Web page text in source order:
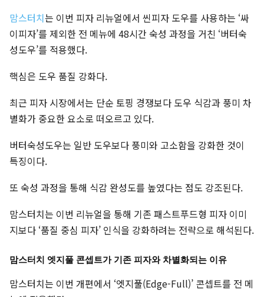
맘스터치는 이번 피자 리뉴얼에서 씬피자 도우를 사용하는 ‘싸
이피자’를 제외한 전 메뉴에 48시간 숙성 과정을 거친 ‘버터숙
성도우’를 적용했다.
핵심은 도우 품질 강화다.
최근 피자 시장에서는 단순 토핑 경쟁보다 도우 식감과 풍미 차
별화가 중요한 요소로 떠오르고 있다.
버터숙성도우는 일반 도우보다 풍미와 고소함을 강화한 것이
특징이다.
또 숙성 과정을 통해 식감 완성도를 높였다는 점도 강조된다.
맘스터치는 이번 리뉴얼을 통해 기존 패스트푸드형 피자 이미
지보다 ‘품질 중심 피자’ 인식을 강화하려는 전략으로 해석된다.
맘스터치 엣지풀 콘셉트가 기존 피자와 차별화되는 이유
맘스터치는 이번 개편에서 ‘엣지풀(Edge-Full)’ 콘셉트를 전 메